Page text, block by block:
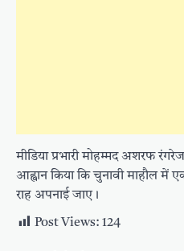
मीडिया प्रभारी मोहम्मद अशरफ
आह्वान किया कि चुनावी माहौल में
राह अपनाई जाए।
Post Views: 124